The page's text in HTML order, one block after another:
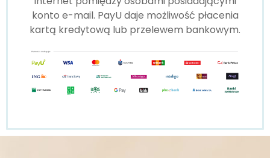
konto e-mail. PayU daje możliwość płacenia
kartą kredytową lub przelewem bankowym.